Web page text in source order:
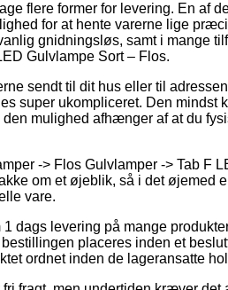
flere former for levering. En af
for at hente varerne lige
gnidningsløs, samt i mange
Gulvlampe Sort – Flos.
sendt til dit hus eller til
super ukompliceret. Den mindst
mulighed afhænger af at du
-> Flos Gulvlamper -> Tab F
om et øjeblik, så i det øjemed
vare.
dags levering på mange
placeres inden et
ordnet inden de lageransatte